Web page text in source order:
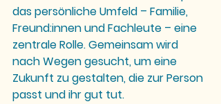
das persönliche Umfeld – Familie,
Freund:innen und Fachleute – eine
zentrale Rolle. Gemeinsam wird
nach Wegen gesucht, um eine
Zukunft zu gestalten, die zur Person
passt und ihr gut tut.